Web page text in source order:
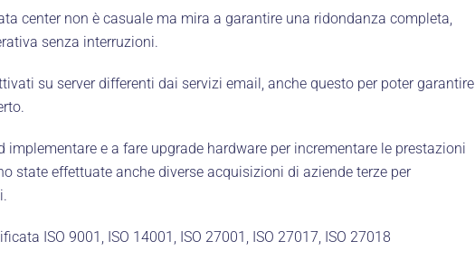
center non è casuale ma mira a garantire una ridondanza completa,
senza interruzioni.
su server differenti dai servizi email, anche questo per poter garantire
implementare e a fare upgrade hardware per incrementare le prestazioni
state effettuate anche diverse acquisizioni di aziende terze per
ISO 9001, ISO 14001, ISO 27001, ISO 27017, ISO 27018
ULTIME DAL BLOG
(anche quando aumenta le vendite)
catalogo)
MENU
Eh!Wards 2026
Le edizioni